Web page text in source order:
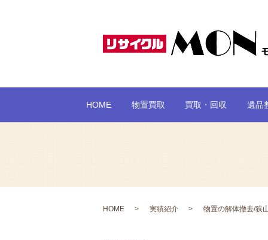
HOME 物置買取 買取・回収 遺品
HOME 実績紹介 物置の解体撤去/狭